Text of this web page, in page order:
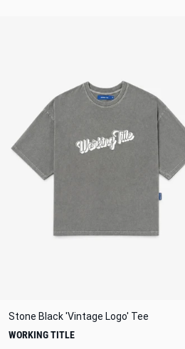
Stone Black 'Vintage Logo' Tee
WORKING TITLE